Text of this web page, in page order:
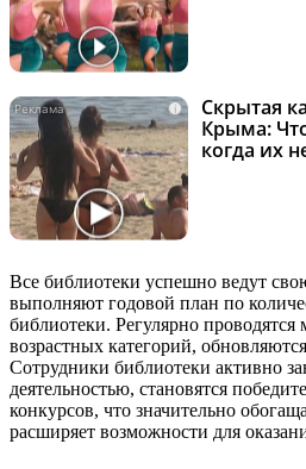
i
Скрытая
Крыма:
когда их
Все библиотеки успешно ведут
выполняют годовой план по
библиотеки. Регулярно проводятся
возрастных категорий,
Сотрудники библиотеки активно
деятельностью, становятся
конкурсов, что значительно
расширяет возможности для